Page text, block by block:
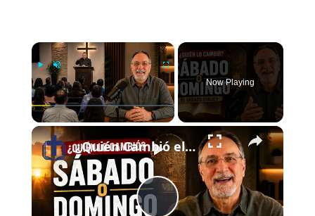
×
Play Unmute
Now Playing
×
¿Quién Cambió el Sábado al Domingo? | El Sábado Bíblico